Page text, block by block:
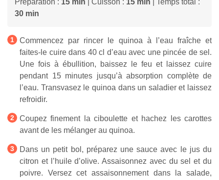
Préparation : 15 min | Cuisson : 15 min | Temps total :
30 min
Commencez par rincer le quinoa à l’eau fraîche et
faites-le cuire dans 40 cl d’eau avec une pincée de sel.
Une fois à ébullition, baissez le feu et laissez cuire
pendant 15 minutes jusqu’à absorption complète de
l’eau. Transvasez le quinoa dans un saladier et laissez
refroidir.
Coupez finement la ciboulette et hachez les carottes
avant de les mélanger au quinoa.
Dans un petit bol, préparez une sauce avec le jus du
citron et l’huile d’olive. Assaisonnez avec du sel et du
poivre. Versez cet assaisonnement dans la salade,